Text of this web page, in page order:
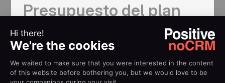
Presupuesto del plan
de ventas
encontrado el éxito sin tenerlos en cuenta. Al fin y
al cabo, el beneficio es el objetivo final.Solo si